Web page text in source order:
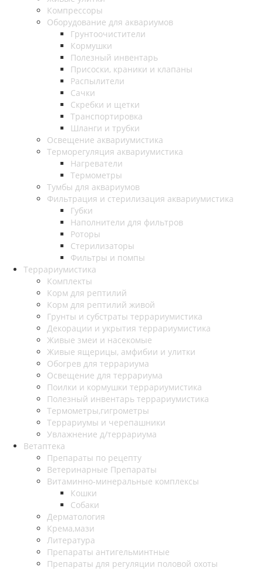
Компрессоры
Оборудование для аквариумов
Грунтоочистители
Кормушки
Полезный инвентарь
Присоски, краники и клапаны
Распылители
Сачки
Скребки и щетки
Транспортировка
Шланги и трубки
Освещение аквариумистика
Терморегуляция аквариумистика
Нагреватели
Термометры
Тумбы для аквариумов
Фильтрация и стерилизация аквариумистика
Губки
Наполнители для фильтров
Роторы
Стерилизаторы
Фильтры и помпы
Террариумистика
Комплекты
Корм для рептилий
Корм для рептилий живой
Грунты и субстраты террариумистика
Декорации и укрытия террариумистика
Живые змеи и насекомые
Живые ящерицы, амфибии и улитки
Обогрев для террариума
Освещение для террариума
Поилки и кормушки террариумистика
Полезный инвентарь террариумистика
Термометры,гигрометры
Террариумы и черепашники
Увлажнение д/террариума
Ветаптека
Препараты по рецепту
Ветеринарные Препараты
Витаминно-минеральные комплексы
Кошки
Собаки
Дерматология
Крема,мази
Литература
Препараты антигельминтные
Препараты для регуляции половой охоты